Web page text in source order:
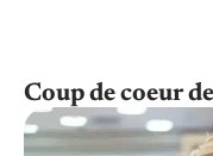
Coup de coeur